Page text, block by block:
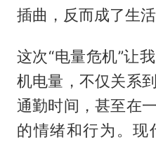
插曲，反而成了生
这次“电量危机”让
机电量，不仅关系
通勤时间，甚至在
的情绪和行为。现